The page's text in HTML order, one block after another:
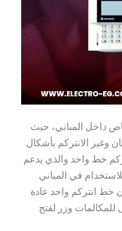
داخل المباني، حيث
وغير الانتركم بأشكال
خط واحد والذي يدعم
في المباني
خط انتركم واحد عادة
وزر لفتح